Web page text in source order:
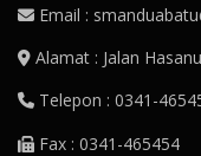
Email :
Alamat : Jalan
Telepon : 0341-
Fax : 0341-465454